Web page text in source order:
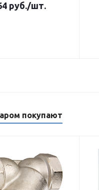
руб./шт.
покупают